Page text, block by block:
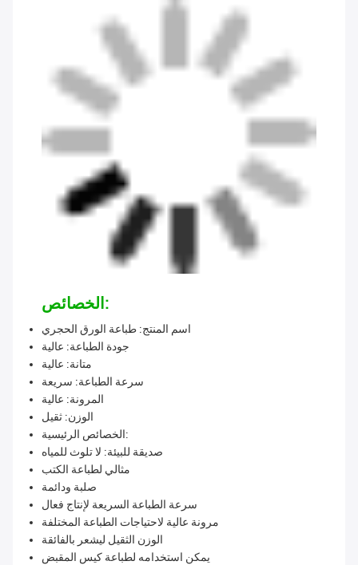
الخصائص:
اسم المنتج: طباعة الورق الحجري
جودة الطباعة: عالية
متانة: عالية
سرعة الطباعة: سريعة
المرونة: عالية
الوزن: ثقيل
الخصائص الرئيسية:
صديقة للبيئة: لا تلوث للمياه
مثالي لطباعة الكتب
صلبة ودائمة
سرعة الطباعة السريعة لإنتاج فعال
مرونة عالية لاحتياجات الطباعة المختلفة
الوزن الثقيل ليشعر بالفائقة
يمكن استخدامه لطباعة كيس المقبض